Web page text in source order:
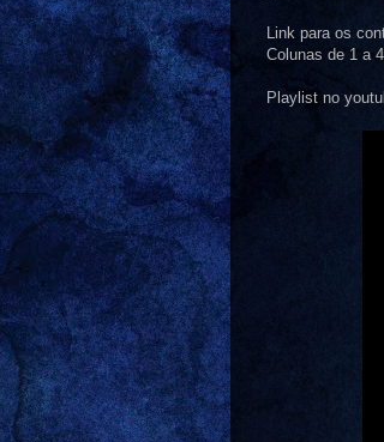
Link para os
Colunas de 1 a 4
Playlist no